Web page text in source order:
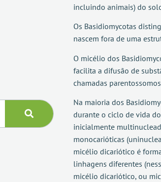
incluindo animais) do
Os Basidiomycotas
nascem fora de uma
O micélio dos
facilita a difusão de
chamadas
Na maioria dos
durante o ciclo de vida
inicialmente
monocarióticas
micélio dicariótico é
linhagens diferentes
micélio dicariótico, ou